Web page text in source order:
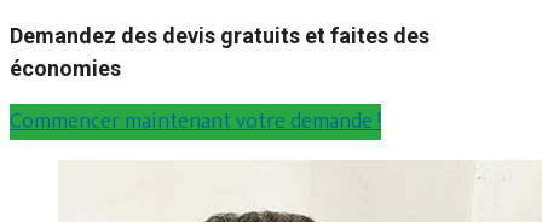
Demandez des devis gratuits et faites des
économies
Commencer maintenant votre demande !